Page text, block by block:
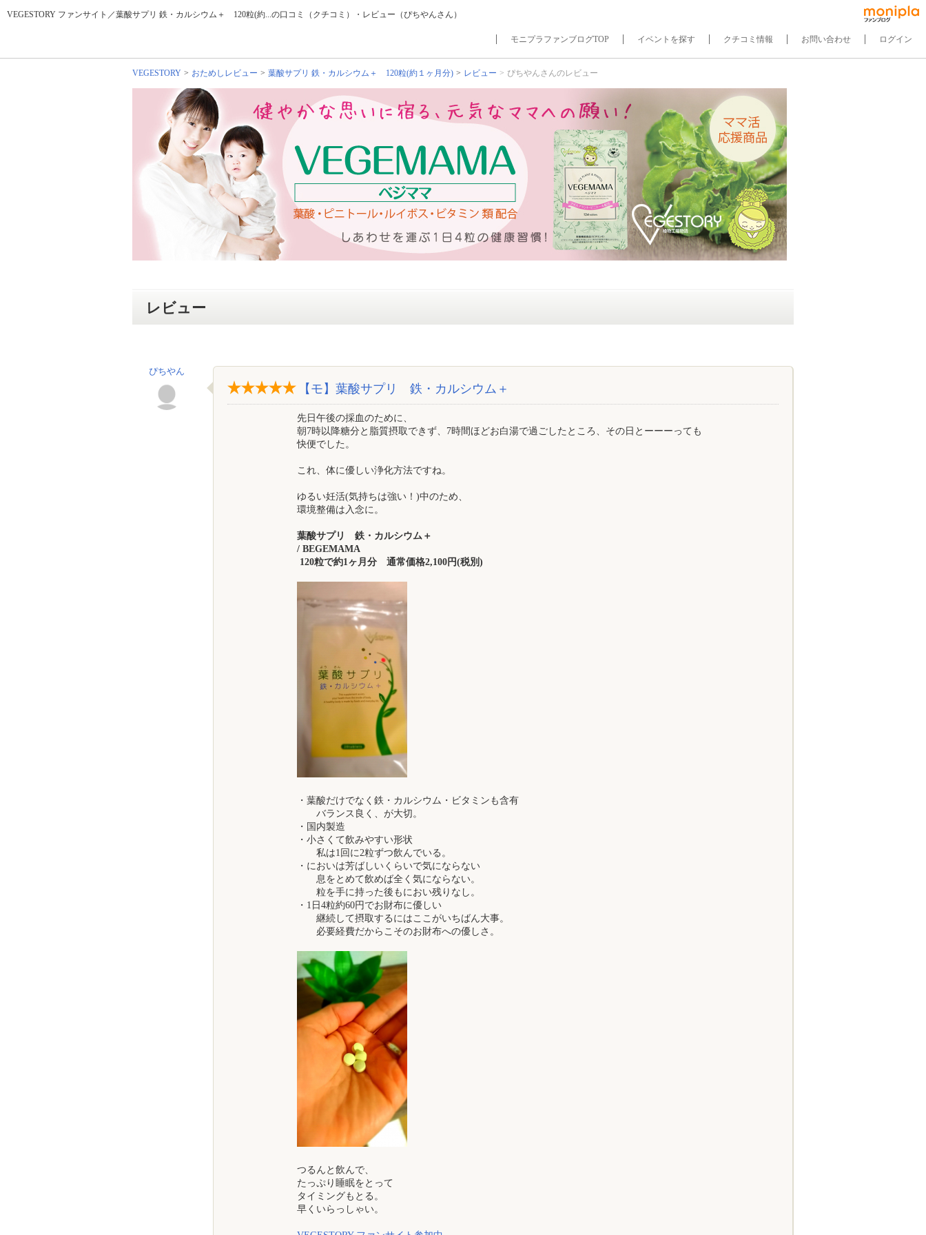
VEGESTORY ファンサイト／葉酸サプリ 鉄・カルシウム＋ 120粒(約...の口コミ（クチコミ）・レビュー（ぴちやんさん）
モニプラファンブログTOP イベントを探す クチコミ情報 お問い合わせ ログイン
VEGESTORY おためしレビュー 葉酸サプリ 鉄・カルシウム＋ 120粒(約１ヶ月分) レビュー ぴちやんさんのレビュー
レビュー
ぴちやん
【モ】葉酸サプリ 鉄・カルシウム＋
先日午後の採血のために、
朝7時以降糖分と脂質摂取できず、7時間ほどお白湯で過ごしたところ、その日とーーーっても
快便でした。
これ、体に優しい浄化方法ですね。
ゆるい妊活(気持ちは強い！)中のため、
環境整備は入念に。
葉酸サプリ 鉄・カルシウム＋
/ BEGEMAMA
120粒で約1ヶ月分 通常価格2,100円(税別)
・葉酸だけでなく鉄・カルシウム・ビタミンも含有
バランス良く、が大切。
・国内製造
・小さくて飲みやすい形状
私は1回に2粒ずつ飲んでいる。
・においは芳ばしいくらいで気にならない
息をとめて飲めば全く気にならない。
粒を手に持った後もにおい残りなし。
・1日4粒約60円でお財布に優しい
継続して摂取するにはここがいちばん大事。
必要経費だからこそのお財布への優しさ。
つるんと飲んで、
たっぷり睡眠をとって
タイミングもとる。
早くいらっしゃい。